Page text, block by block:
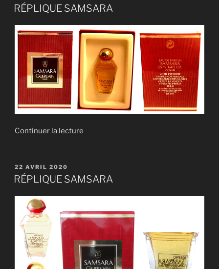
LE
RÉPLIQUE SAMSARA
Continuer la lecture
PUBLIÉ
LE
22 AVRIL 2020
RÉPLIQUE SAMSARA